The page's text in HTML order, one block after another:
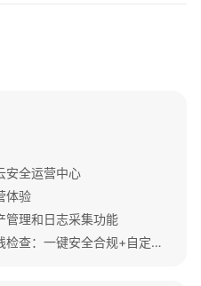
安全运营中心
体验
管理和日志采集功能
卷不动安全合规？安全云脑基线检查：一键安全合规+自定义遵从包，秒变“躺赢”模式